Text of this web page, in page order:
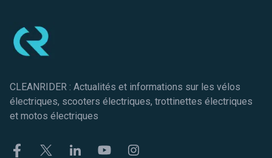
CLEANRIDER : Actualités et informations sur les vélos
électriques, scooters électriques, trottinettes électriques
et motos électriques
FacebookTwitter LinkekinYoutubeInstagram